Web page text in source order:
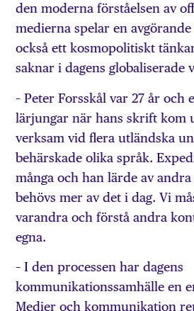
den moderna förståelsen av
medierna spelar en
också ett kosmopolitiskt
saknar i dagens globaliserade
– Peter Forsskål var 27 år och
lärjungar när hans skrift kom
verksam vid flera utländska
behärskade olika språk.
många och han lärde av
behövs mer av det i dag. Vi
varandra och förstå andra
egna.
– I den processen har dagens
kommunikationssamhälle en
Medier och kommunikation